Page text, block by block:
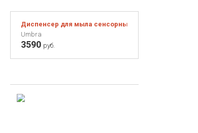
250 млДиспенсер для мыла сенсорный Otto никель
Umbra
3590 руб.